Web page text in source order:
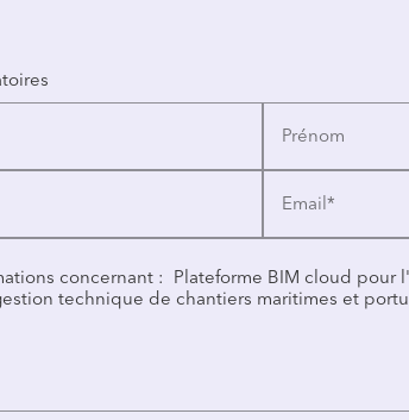
Prénom
Email*